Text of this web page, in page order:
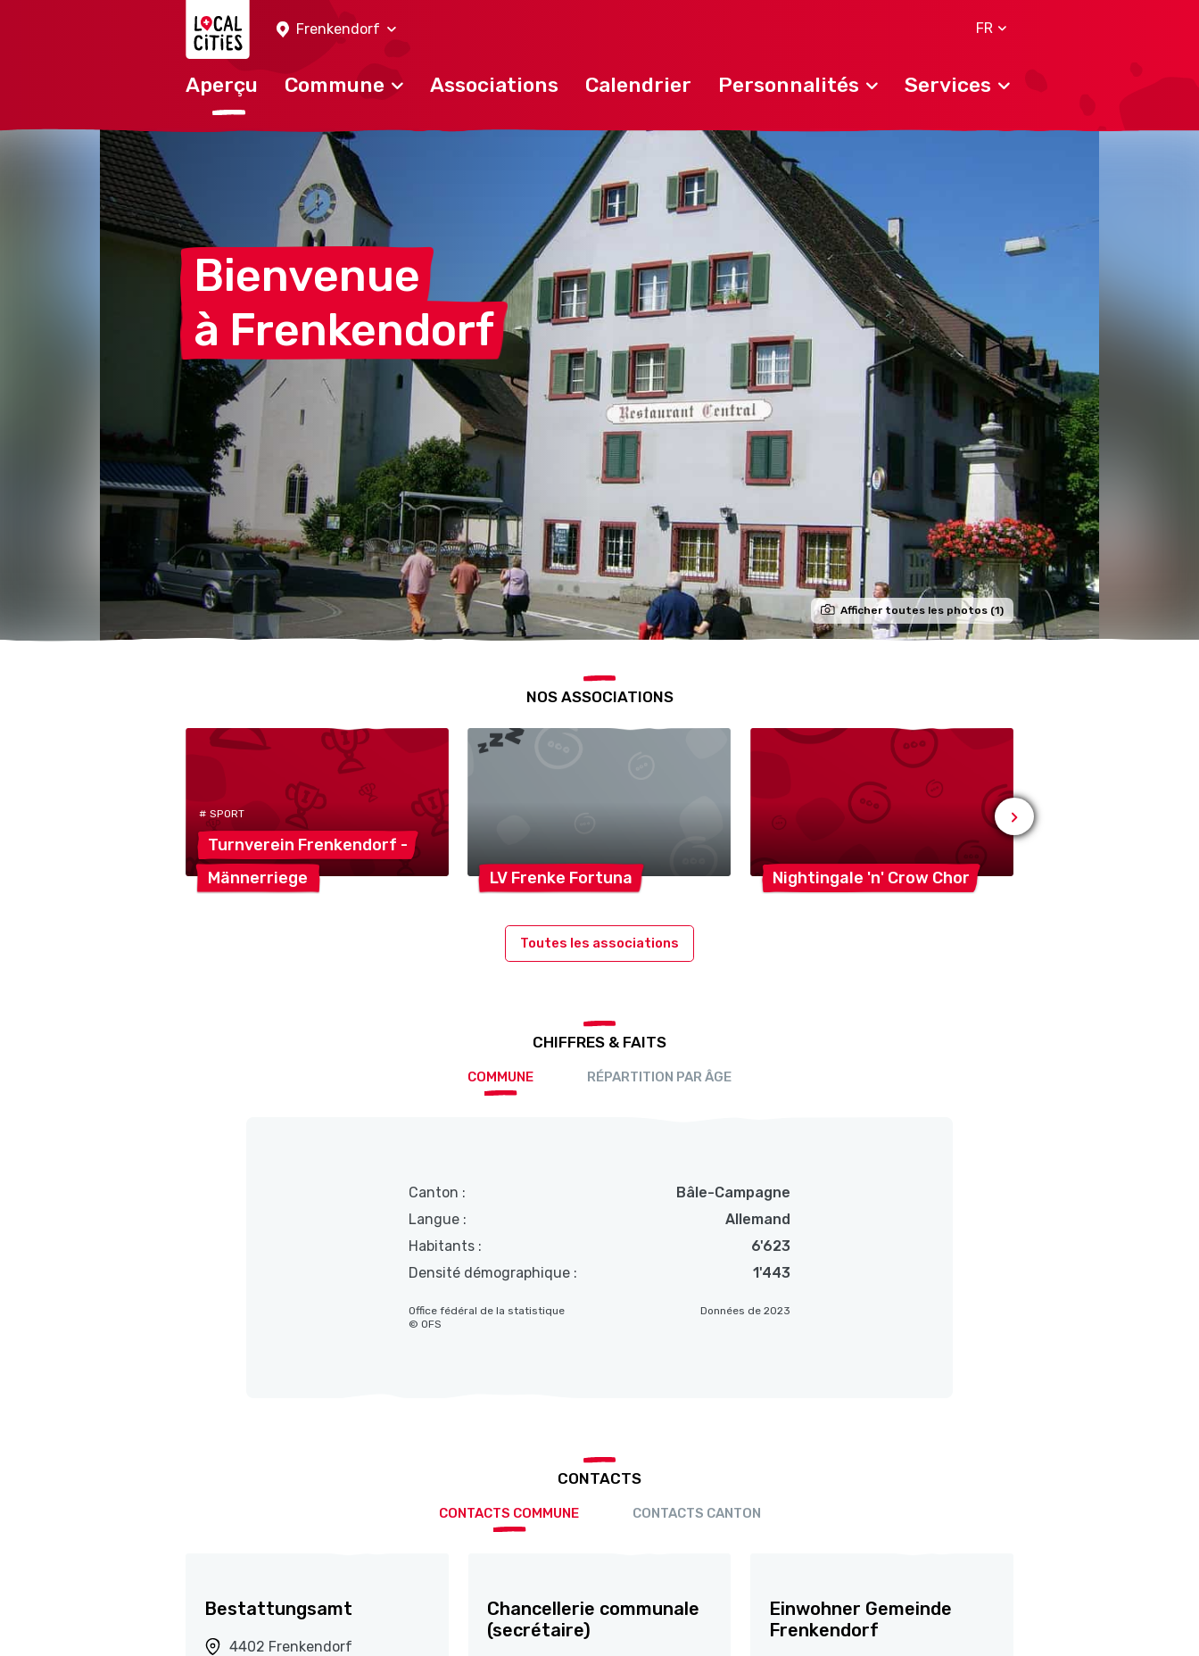
Frenkendorf
FR
Aperçu Commune Associations Calendrier Personnalités Services
Bienvenue
à Frenkendorf
Afficher toutes les photos (1)
NOS ASSOCIATIONS
# SPORT
Turnverein Frenkendorf -
Männerriege
LV Frenke Fortuna Nightingale 'n' Crow Chor
Toutes les associations
CHIFFRES & FAITS
COMMUNE RÉPARTITION PAR ÂGE
Canton :
Bâle-Campagne
Langue :
Allemand
Habitants :
6'623
Densité démographique :
1'443
Données de 2023
Office fédéral de la statistique
© OFS
CONTACTS
CONTACTS COMMUNE CONTACTS CANTON
Bestattungsamt
4402 Frenkendorf
Chancellerie communale
(secrétaire)
Einwohner Gemeinde
Frenkendorf